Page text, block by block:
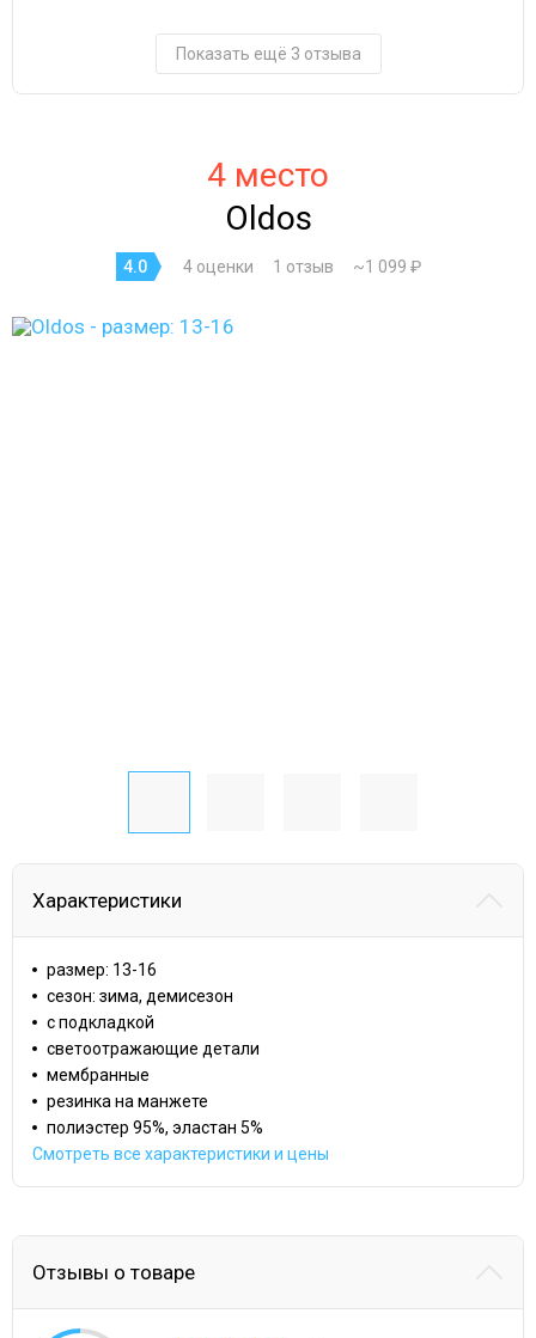
Показать ещё 3 отзыва
4 место
Oldos
4.0 4 оценки 1 отзыв ~1 099 ₽
Характеристики
размер: 13-16
сезон: зима, демисезон
с подкладкой
светоотражающие детали
мембранные
резинка на манжете
полиэстер 95%, эластан 5%
Смотреть все характеристики и цены
Отзывы о товаре